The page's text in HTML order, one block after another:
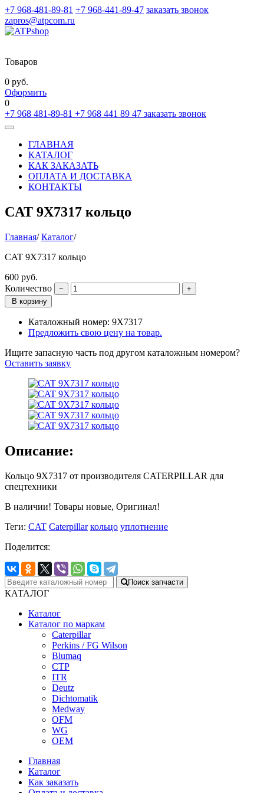
+7 968-481-89-81 +7 968-441-89-47 заказать звонок
zapros@atpcom.ru
Товаров
0 руб.
Оформить
0
+7 968 481-89-81 +7 968 441 89 47 заказать звонок
Toggle
navigationГЛАВНАЯ
КАТАЛОГ
КАК ЗАКАЗАТЬ
ОПЛАТА И ДОСТАВКА
КОНТАКТЫ
CAT 9X7317 кольцо
Главная/Каталог/
CAT 9X7317 кольцо
600 руб.
Количество
В корзину
Каталожный номер: 9X7317
Предложить свою цену на товар.
Ищите запасную часть под другом каталожным номером?
Оставить заявку
Описание:
Кольцо 9X7317 от производителя CATERPILLAR для
спецтехники
В наличии! Товары новые, Оригинал!
Теги: CAT Caterpillar кольцо уплотнение
Поделится:
Поиск запчасти
КАТАЛОГ
Каталог
Каталог по маркам
Caterpillar
Perkins / FG Wilson
Blumaq
CTP
ITR
Deutz
Dichtomatik
Medway
OFM
WG
OEM
Главная
Каталог
Как заказать